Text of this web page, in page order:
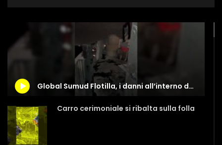
Global Sumud Flotilla, i danni all’interno della barca colpita
Carro cerimoniale si ribalta sulla folla